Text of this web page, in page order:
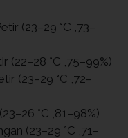
(23–29 °C ,73–
(22–28 °C ,75–99%)
(23–29 °C ,72–
°C ,81–98%)
(23–29 °C ,71–